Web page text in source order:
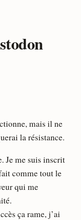
mais il ne
la résistance.
Je me suis inscrit
comme tout le
qui me
ça rame, j’ai